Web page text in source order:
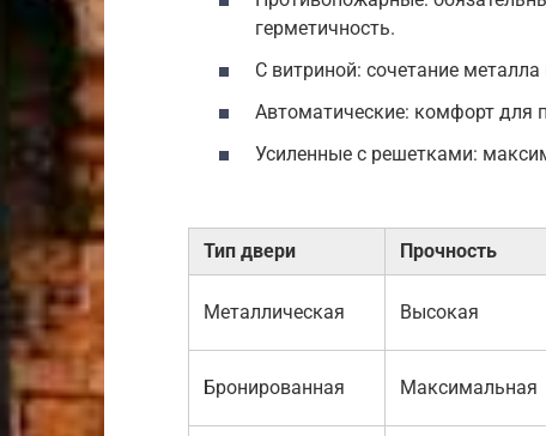
герметичность.
С витриной: сочетание
Автоматические: комфорт для
Усиленные с решетками:
Тип двери Прочность
Металлическая Высокая
Бронированная Максимальная